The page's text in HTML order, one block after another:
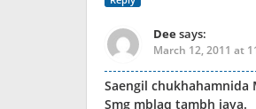
Deesays:
March 12, 2011 at
Saengil chukhahamnida
Smg mblaq tambh jaya.